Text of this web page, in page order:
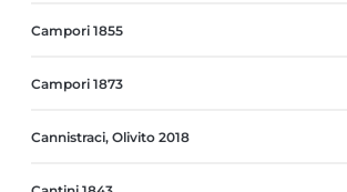
Campori 1855
Campori 1873
Cannistraci, Olivito 2018